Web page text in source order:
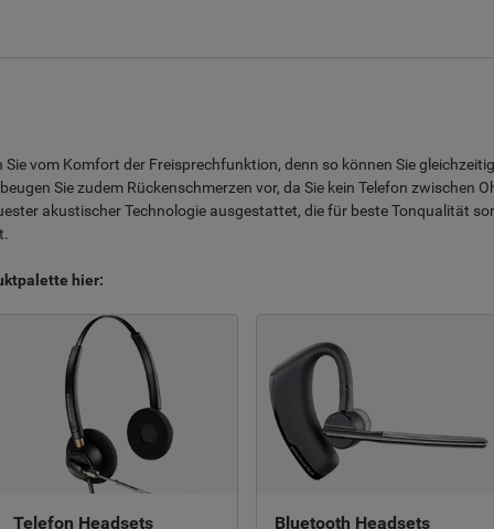
vom Komfort der Freisprechfunktion, denn so können Sie
Sie zudem Rückenschmerzen vor, da Sie kein Telefon zwischen
akustischer Technologie ausgestattet, die für beste Tonqualität
hier:
Telefon Headsets Bluetooth Headsets